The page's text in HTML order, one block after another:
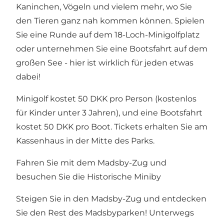
Kaninchen, Vögeln und vielem mehr, wo Sie
den Tieren ganz nah kommen können. Spielen
Sie eine Runde auf dem 18-Loch-Minigolfplatz
oder unternehmen Sie eine Bootsfahrt auf dem
großen See - hier ist wirklich für jeden etwas
dabei!
Minigolf kostet 50 DKK pro Person (kostenlos
für Kinder unter 3 Jahren), und eine Bootsfahrt
kostet 50 DKK pro Boot. Tickets erhalten Sie am
Kassenhaus in der Mitte des Parks.
Fahren Sie mit dem Madsby-Zug und
besuchen Sie die Historische Miniby
Steigen Sie in den Madsby-Zug und entdecken
Sie den Rest des Madsbyparken! Unterwegs